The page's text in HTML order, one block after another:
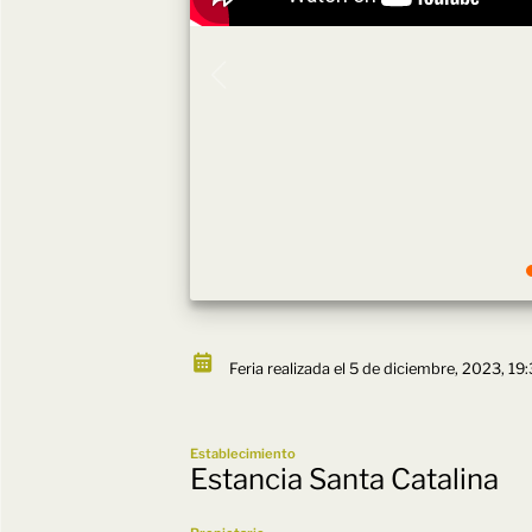
Feria realizada el 5 de diciembre, 2023,
Establecimiento
Estancia Santa Catalina